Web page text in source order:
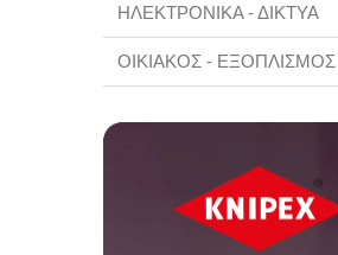
ΗΛΕΚΤΡΟΝΙΚΑ - ΔΙΚΤΥΑ
ΟΙΚΙΑΚΟΣ - ΕΞΟΠΛΙΣΜΟΣ